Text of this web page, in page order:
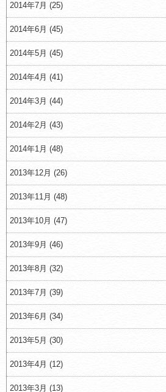
2014年7月 (25)
2014年6月 (45)
2014年5月 (45)
2014年4月 (41)
2014年3月 (44)
2014年2月 (43)
2014年1月 (48)
2013年12月 (26)
2013年11月 (48)
2013年10月 (47)
2013年9月 (46)
2013年8月 (32)
2013年7月 (39)
2013年6月 (34)
2013年5月 (30)
2013年4月 (12)
2013年3月 (13)